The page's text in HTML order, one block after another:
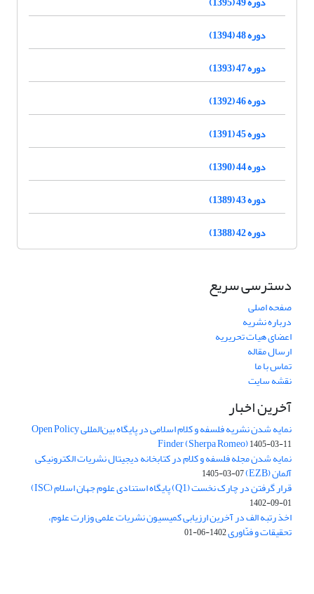
دوره 48 (1394)
دوره 47 (1393)
دوره 46 (1392)
دوره 45 (1391)
دوره 44 (1390)
دوره 43 (1389)
دوره 42 (1388)
دسترسی سریع
صفحه اصلی
درباره نشریه
اعضای هیات تحریریه
ارسال مقاله
تماس با ما
نقشه سایت
آخرین اخبار
نمایه شدن نشریه فلسفه و کلام اسلامی در پایگاه بین‌المللی Open Policy
Finder (Sherpa Romeo)1405-03-11
نمایه شدن مجله فلسفه و کلام در کتابخانه دیجیتال نشریات الکترونیکی
آلمان (EZB) 1405-03-07
قرار گرفتن در چارک نخست (Q1) پایگاه استنادی علوم جهان اسلام (ISC)
1402-09-01
اخذ رتبه الف در آخرین ارزیابی کمیسیون نشریات علمی وزارت علوم،
تحقیقات و فنّاوری1402-06-01